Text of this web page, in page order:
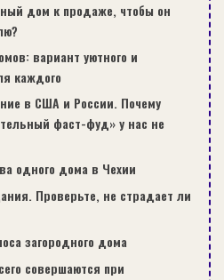
дом к продаже, чтобы он
вариант уютного и
каждого
в США и России. Почему
фаст-фуд» у нас не
одного дома в Чехии
Проверьте, не страдает ли
загородного дома
совершаются при